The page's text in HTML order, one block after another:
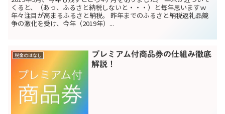
くると、（あっ、ふるさと納税しないと・・・）と毎年思いますｗ
年々注目が高まるふるさと納税。 昨年までのふるさと納税返礼品競
争の激化を受け、今年（2019年）...
税金のはなし
プレミアム付商品券の仕組み徹底
解説！